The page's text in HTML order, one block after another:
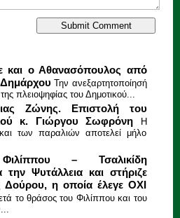
και ο Αθανασόπουλος από
Την ανεξαρτητοποίησή
πλειοψηφίας του Δημοτικού...
Ζώνης. Επιστολή του
κ. Γιώργου Σωφρόνη
Η
των παραλιών αποτελεί μήλο
– Τσαλικίδη
την Ψυτάλλεια και στήριζε
η οποία έλεγε ΟΧΙ
το θράσος του Φιλίππου και του